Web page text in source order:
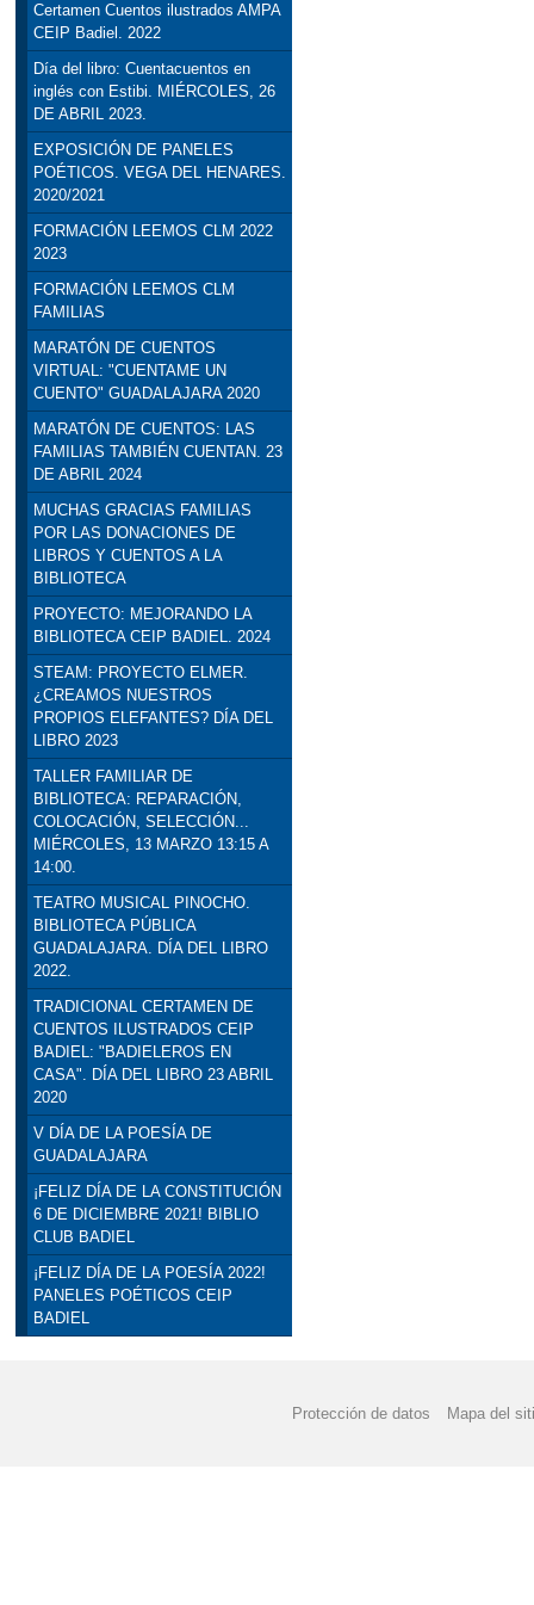
Certamen Cuentos ilustrados AMPA
CEIP Badiel. 2022
Día del libro: Cuentacuentos en
inglés con Estibi. MIÉRCOLES, 26
DE ABRIL 2023.
EXPOSICIÓN DE PANELES
POÉTICOS. VEGA DEL HENARES.
2020/2021
FORMACIÓN LEEMOS CLM 2022
2023
FORMACIÓN LEEMOS CLM
FAMILIAS
MARATÓN DE CUENTOS
VIRTUAL: "CUENTAME UN
CUENTO" GUADALAJARA 2020
MARATÓN DE CUENTOS: LAS
FAMILIAS TAMBIÉN CUENTAN. 23
DE ABRIL 2024
MUCHAS GRACIAS FAMILIAS
POR LAS DONACIONES DE
LIBROS Y CUENTOS A LA
BIBLIOTECA
PROYECTO: MEJORANDO LA
BIBLIOTECA CEIP BADIEL. 2024
STEAM: PROYECTO ELMER.
¿CREAMOS NUESTROS
PROPIOS ELEFANTES? DÍA DEL
LIBRO 2023
TALLER FAMILIAR DE
BIBLIOTECA: REPARACIÓN,
COLOCACIÓN, SELECCIÓN...
MIÉRCOLES, 13 MARZO 13:15 A
14:00.
TEATRO MUSICAL PINOCHO.
BIBLIOTECA PÚBLICA
GUADALAJARA. DÍA DEL LIBRO
2022.
TRADICIONAL CERTAMEN DE
CUENTOS ILUSTRADOS CEIP
BADIEL: "BADIELEROS EN
CASA". DÍA DEL LIBRO 23 ABRIL
2020
V DÍA DE LA POESÍA DE
GUADALAJARA
¡FELIZ DÍA DE LA CONSTITUCIÓN
6 DE DICIEMBRE 2021! BIBLIO
CLUB BADIEL
¡FELIZ DÍA DE LA POESÍA 2022!
PANELES POÉTICOS CEIP
BADIEL
Protección de datos Mapa del